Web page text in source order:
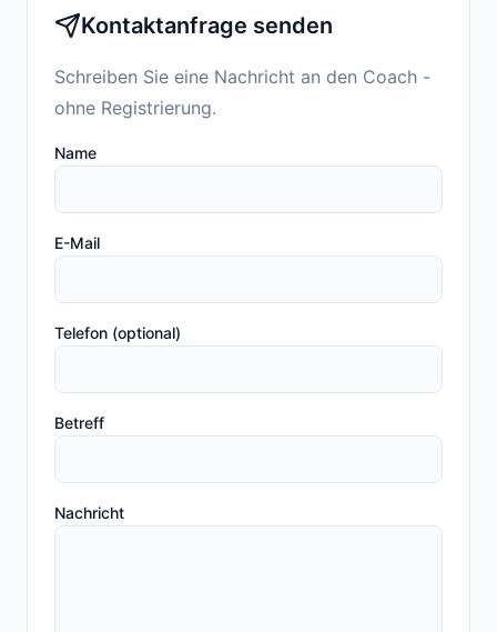
Kontaktanfrage senden
Schreiben Sie eine Nachricht an den Coach -
ohne Registrierung.
Name
E-Mail
Telefon (optional)
Betreff
Nachricht